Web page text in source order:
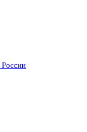
России